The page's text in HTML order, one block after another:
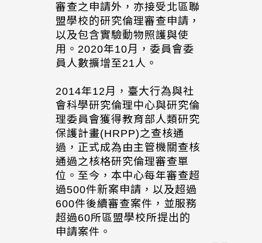
審查之申請外，亦接受北區聯
盟學校的研究倫理審查申請，
以及包含實驗動物照護與使
用。2020年10月，委員會委
員人數擴增至21人。
2014年12月，臺大行為與社
會科學研究倫理中心與研究倫
理委員會獲得教育部人類研究
保護計畫(HRPP)之查核通
過，正式成為由主管機關查核
通過之核格研究倫理審查單
位。至今，本中心每年審查超
過500件新案申請，以及超過
600件後續審查案件，並服務
超過60所區盟學校所提出的
申請案件。